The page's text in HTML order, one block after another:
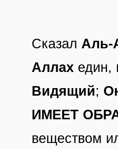
Сказал Аль-
Аллах един,
Видящий;
ИМЕЕТ
веществом